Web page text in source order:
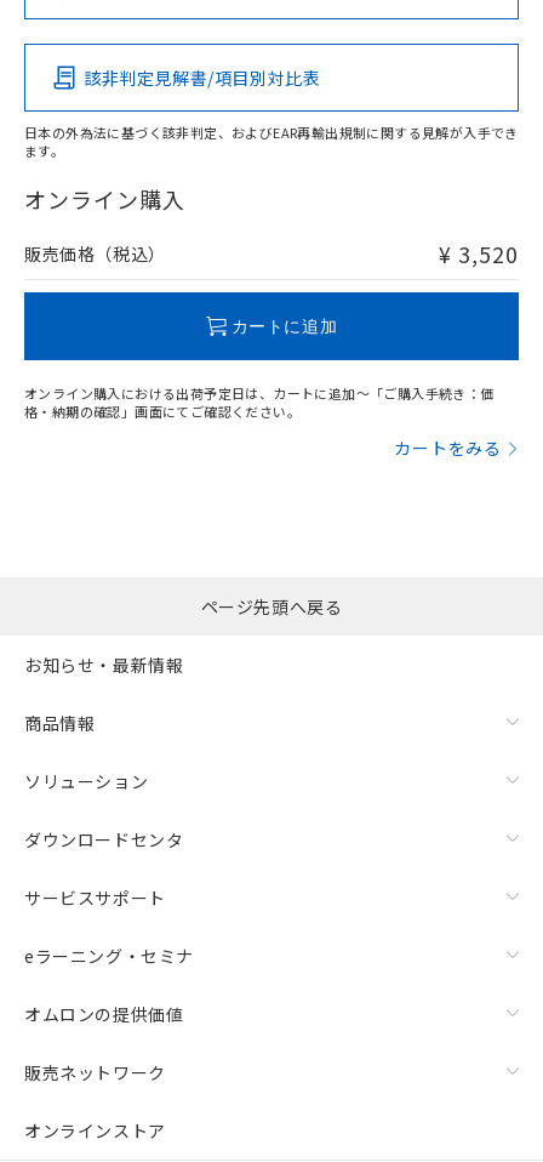
Pb Hg Cd Cr(VI)
O
在庫等で未対応品が混在する可能性があります。
問い合わせください。
該非判定見解書/項目別対比表
日本の外為法に基づく該非判定、およびEAR再輸出規制に関する見解が入手でき
ます。
オンライン購入
販売価格（税込） ¥ 3,520
カートに追加
オンライン購入における出荷予定日は、カートに追加～「ご購入手続き：価
格・納期の確認」画面にてご確認ください。
カートをみる
ページ先頭へ戻る
お知らせ・最新情報
商品情報
ソリューション
ダウンロードセンタ
サービスサポート
eラーニング・セミナ
オムロンの提供価値
販売ネットワーク
オンラインストア